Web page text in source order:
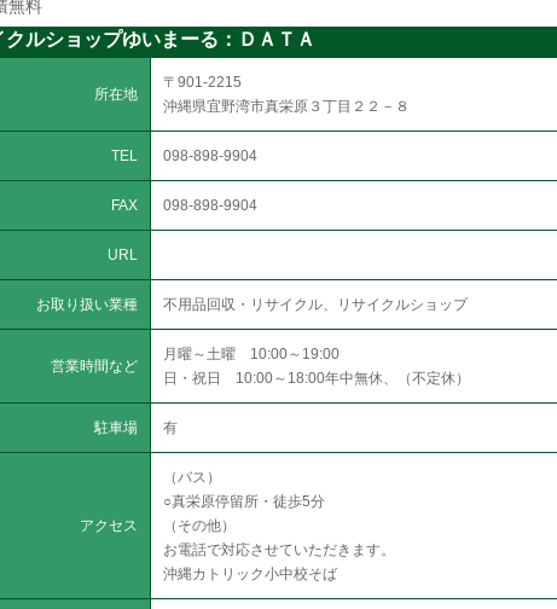
無料
クルショップゆいまーる：ＤＡＴＡ
所在地
〒901-2215
沖縄県宜野湾市真栄原３丁目２２－８
TEL 098-898-9904
FAX 098-898-9904
URL
お取り扱い業種 不用品回収・リサイクル、リサイクルショップ
営業時間など
月曜～土曜 10:00～19:00
日・祝日 10:00～18:00年中無休、（不定休）
駐車場 有
アクセス
（バス）
○真栄原停留所・徒歩5分
（その他）
お電話で対応させていただきます。
沖縄カトリック小中校そば